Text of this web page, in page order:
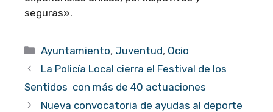
seguras».
Categorías
Ayuntamiento, Juventud, Ocio
La Policía Local cierra el Festival de los
Sentidos con más de 40 actuaciones
Nueva convocatoria de ayudas al deporte